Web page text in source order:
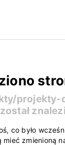
co było
zmienioną